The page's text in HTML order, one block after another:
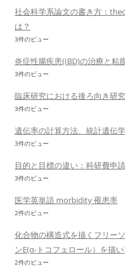
社会科学系論文の書き方：
は？
3件のビュー
炎症性腸疾患(IBD)の治療と粘
3件のビュー
臨床研究における後ろ向き研
3件のビュー
遺伝率の計算方法、統計遺伝
3件のビュー
目的と目標の違い：科研費申
3件のビュー
医学英単語 morbidity 罹患率
2件のビュー
化合物の構造式を描くフリー
ンE(α-トコフェロール）を描
2件のビュー